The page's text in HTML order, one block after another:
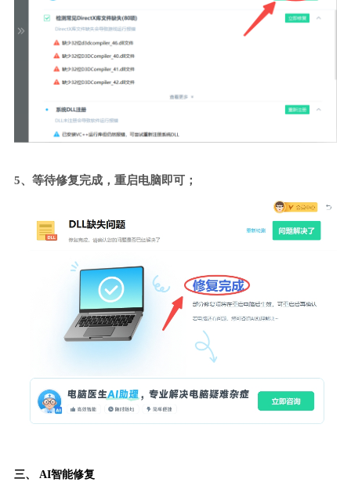
5、等待修复完成，重启电脑即可；
三、 AI智能修复